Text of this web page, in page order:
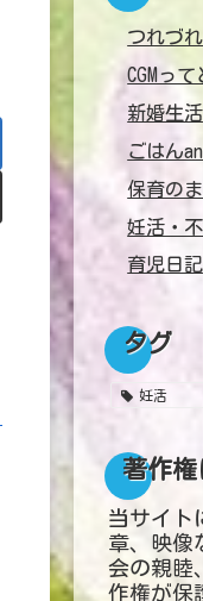
つれづれ
CGMっ
新婚生活
ごはん
保育の
妊活・
育児日記
タグ
妊活
著作
当サイト
章、映像
会の親睦
作権が保